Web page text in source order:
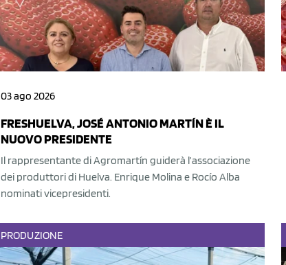
03 ago 2026
FRESHUELVA, JOSÉ ANTONIO MARTÍN È IL
NUOVO PRESIDENTE
Il rappresentante di Agromartín guiderà l’associazione
dei produttori di Huelva. Enrique Molina e Rocío Alba
nominati vicepresidenti.
PRODUZIONE